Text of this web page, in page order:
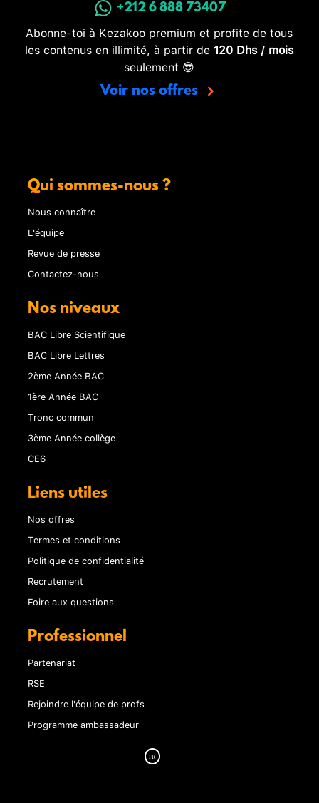
+212 6 888 73407
Abonne-toi à Kezakoo premium et profite de tous
les contenus en illimité, à partir de 120 Dhs / mois
seulement 😎
Voir nos offres
Qui sommes-nous ?
Nous connaître
L'équipe
Revue de presse
Contactez-nous
Nos niveaux
BAC Libre Scientifique
BAC Libre Lettres
2ème Année BAC
1ère Année BAC
Tronc commun
3ème Année collège
CE6
Liens utiles
Nos offres
Termes et conditions
Politique de confidentialité
Recrutement
Foire aux questions
Professionnel
Partenariat
RSE
Rejoindre l'équipe de profs
Programme ambassadeur